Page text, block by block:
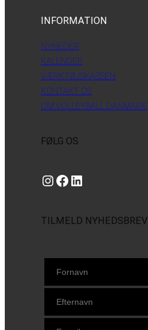
INFORMATION
NYHEDER
KALENDER
VÆRKTØJSKASSEN
KONTAKT OS
OM VOLLEYBALL DANMARK
FØLG OS
Instagram https://www.facebook.com/danishbeachvolleytour LinkedIn
TILMELD NYHEDSBREV